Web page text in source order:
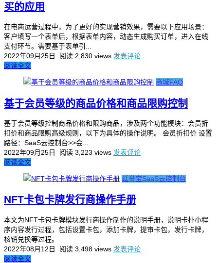
买的应用
在电商运营过程中，为了更好的实现营销效果，需要以下应用场景：
客户填写一个表单后，根据表单内容，动态生成购买订单，进入在线
支付环节。需要基于表单引...
2022年09月25日
阅读 2,830 views 发表评论
阅读全文
商城FAQ
基于会员等级的商品价格和商品限购控制
基于会员等级控制商品价格和限购商品，涉及两个功能模块：会员折
扣价和商品限购高级规则，以下为具体的操作说明。 会员折扣价 设置
路径：SaaS云控制台>>会...
2022年09月25日
阅读 3,223 views 发表评论
阅读全文
延誉宝SaaS云控制台
NFT卡包卡牌发行商操作手册
本文为NFT卡包卡牌模块发行商操作制作的说明手册，说明卡扑小程
序内容发行过程，包括设置卡包，添加卡牌，提审卡包，发行卡牌，
核销兑换等过程。
2022年08月12日
阅读 3,498 views 发表评论
阅读全文